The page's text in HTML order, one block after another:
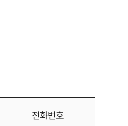
전화번호